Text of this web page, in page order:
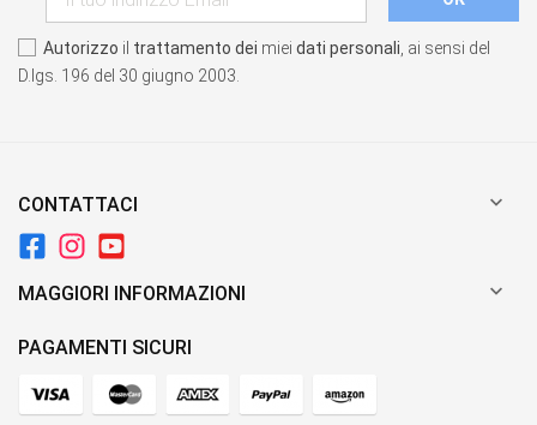
Autorizzo il trattamento dei miei dati personali , ai sensi del
D.lgs. 196 del 30 giugno 2003.
CONTATTACI 
MAGGIORI INFORMAZIONI 
PAGAMENTI SICURI